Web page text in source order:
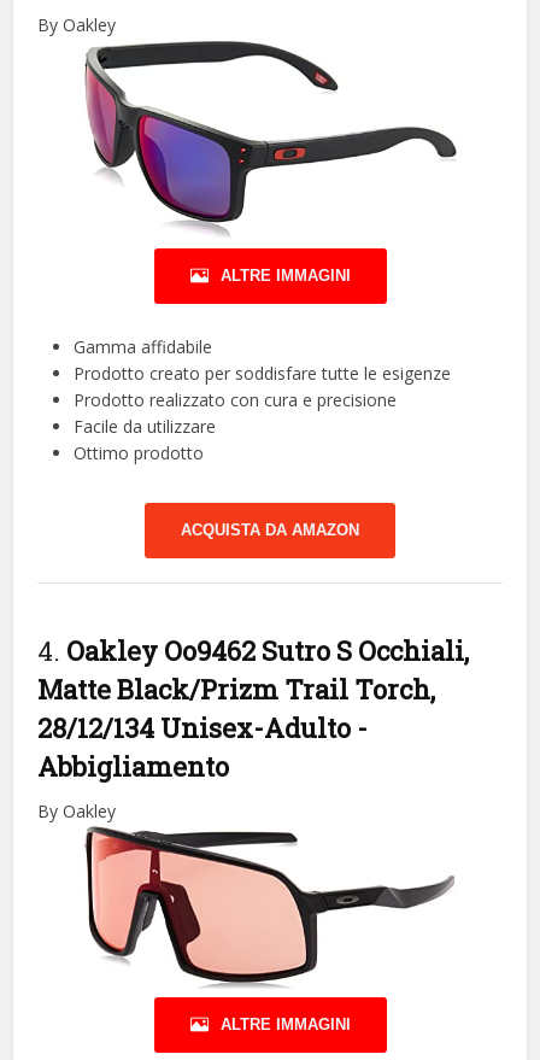
By Oakley
ALTRE IMMAGINI
Gamma affidabile
Prodotto creato per soddisfare tutte le esigenze
Prodotto realizzato con cura e precisione
Facile da utilizzare
Ottimo prodotto
ACQUISTA DA AMAZON
4. Oakley Oo9462 Sutro S Occhiali,
Matte Black/Prizm Trail Torch,
28/12/134 Unisex-Adulto -
Abbigliamento
By Oakley
ALTRE IMMAGINI